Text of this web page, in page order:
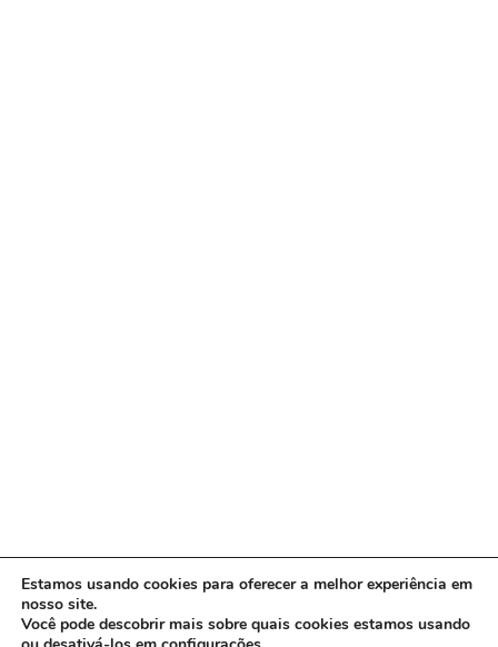
Estamos usando cookies para oferecer a melhor experiência em
nosso site.
Você pode descobrir mais sobre quais cookies estamos usando